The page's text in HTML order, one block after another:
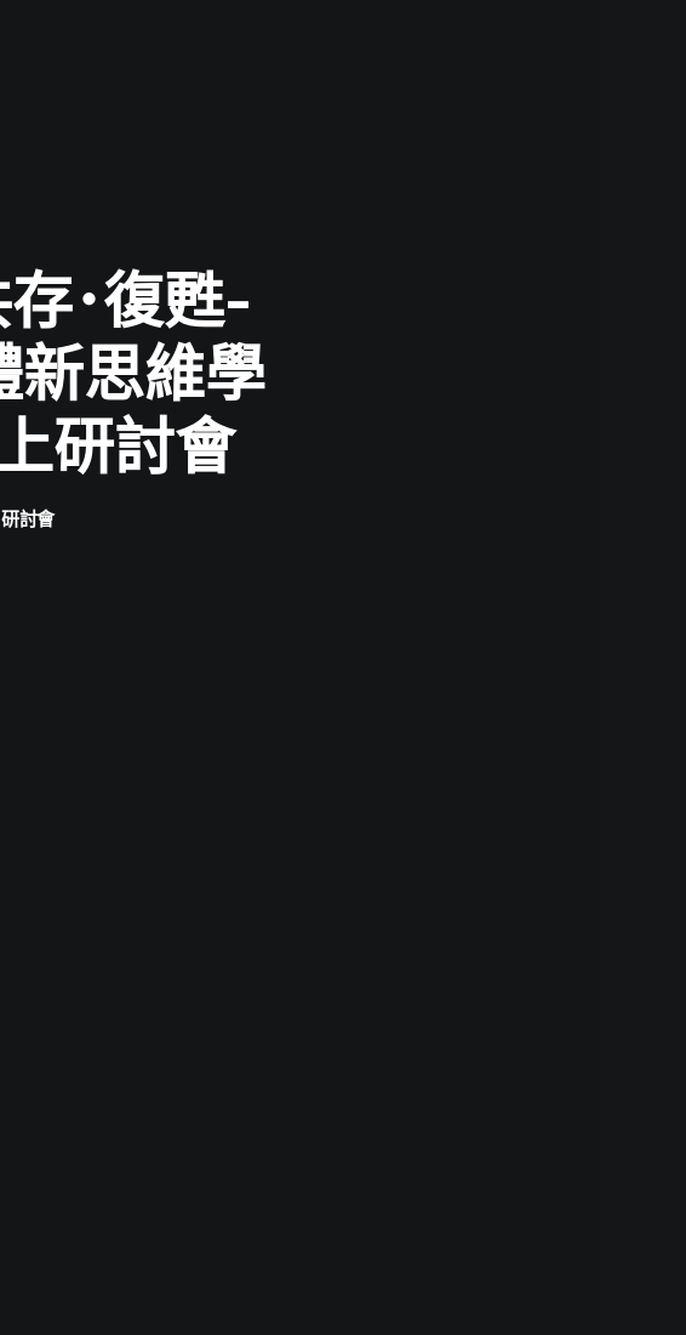
･復甦-
新思維學
研討會
討會